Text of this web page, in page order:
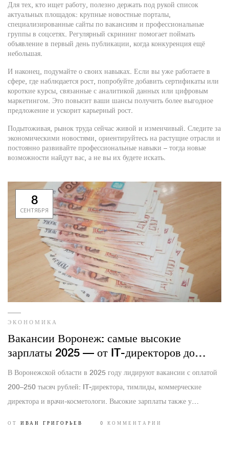
Для тех, кто ищет работу, полезно держать под рукой список
актуальных площадок: крупные новостные порталы,
специализированные сайты по вакансиям и профессиональные
группы в соцсетях. Регулярный скрининг помогает поймать
объявление в первый день публикации, когда конкуренция ещё
небольшая.
И наконец, подумайте о своих навыках. Если вы уже работаете в
сфере, где наблюдается рост, попробуйте добавить сертификаты или
короткие курсы, связанные с аналитикой данных или цифровым
маркетингом. Это повысит ваши шансы получить более выгодное
предложение и ускорит карьерный рост.
Подытоживая, рынок труда сейчас живой и изменчивый. Следите за
экономическими новостями, ориентируйтесь на растущие отрасли и
постоянно развивайте профессиональные навыки – тогда новые
возможности найдут вас, а не вы их будете искать.
8
СЕНТЯБРЯ
ЭКОНОМИКА
Вакансии Воронеж: самые высокие
зарплаты 2025 — от IT-директоров до
косметологов
В Воронежской области в 2025 году лидируют вакансии с оплатой
200–250 тысяч рублей: IT‑директора, тимлиды, коммерческие
директора и врачи-косметологи. Высокие зарплаты также у
ОТ ИВАН ГРИГОРЬЕВ 0 КОММЕНТАРИИ